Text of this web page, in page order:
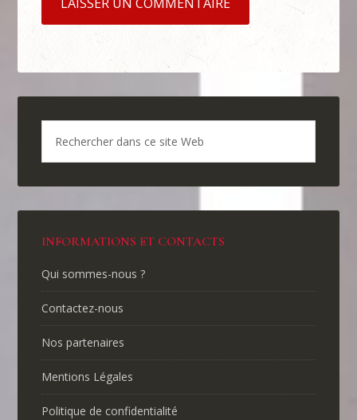
INFORMATIONS ET CONTACTS
Qui sommes-nous ?
Contactez-nous
Nos partenaires
Mentions Légales
Politique de confidentialité